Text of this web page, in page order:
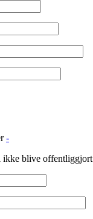
-
ikke blive offentliggjort